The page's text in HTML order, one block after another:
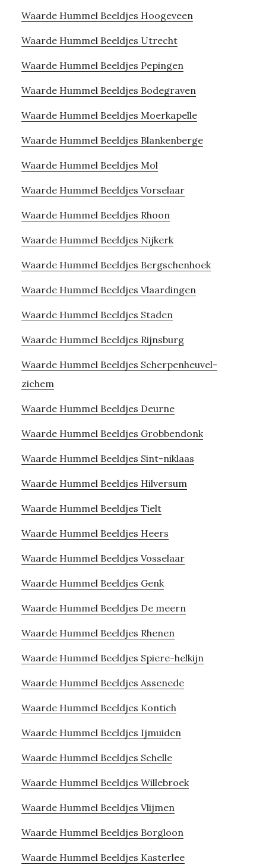
Waarde Hummel Beeldjes Hoogeveen
Waarde Hummel Beeldjes Utrecht
Waarde Hummel Beeldjes Pepingen
Waarde Hummel Beeldjes Bodegraven
Waarde Hummel Beeldjes Moerkapelle
Waarde Hummel Beeldjes Blankenberge
Waarde Hummel Beeldjes Mol
Waarde Hummel Beeldjes Vorselaar
Waarde Hummel Beeldjes Rhoon
Waarde Hummel Beeldjes Nijkerk
Waarde Hummel Beeldjes Bergschenhoek
Waarde Hummel Beeldjes Vlaardingen
Waarde Hummel Beeldjes Staden
Waarde Hummel Beeldjes Rijnsburg
Waarde Hummel Beeldjes Scherpenheuvel-
zichem
Waarde Hummel Beeldjes Deurne
Waarde Hummel Beeldjes Grobbendonk
Waarde Hummel Beeldjes Sint-niklaas
Waarde Hummel Beeldjes Hilversum
Waarde Hummel Beeldjes Tielt
Waarde Hummel Beeldjes Heers
Waarde Hummel Beeldjes Vosselaar
Waarde Hummel Beeldjes Genk
Waarde Hummel Beeldjes De meern
Waarde Hummel Beeldjes Rhenen
Waarde Hummel Beeldjes Spiere-helkijn
Waarde Hummel Beeldjes Assenede
Waarde Hummel Beeldjes Kontich
Waarde Hummel Beeldjes Ijmuiden
Waarde Hummel Beeldjes Schelle
Waarde Hummel Beeldjes Willebroek
Waarde Hummel Beeldjes Vlijmen
Waarde Hummel Beeldjes Borgloon
Waarde Hummel Beeldjes Kasterlee